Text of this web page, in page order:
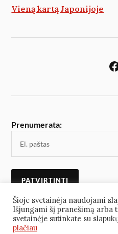
Vieną kartą Japonijoje
Prenumerata:
Šioje svetainėja naudojami
Išjungami šį pranešimą arba
svetainėje sutinkate su
plačiau